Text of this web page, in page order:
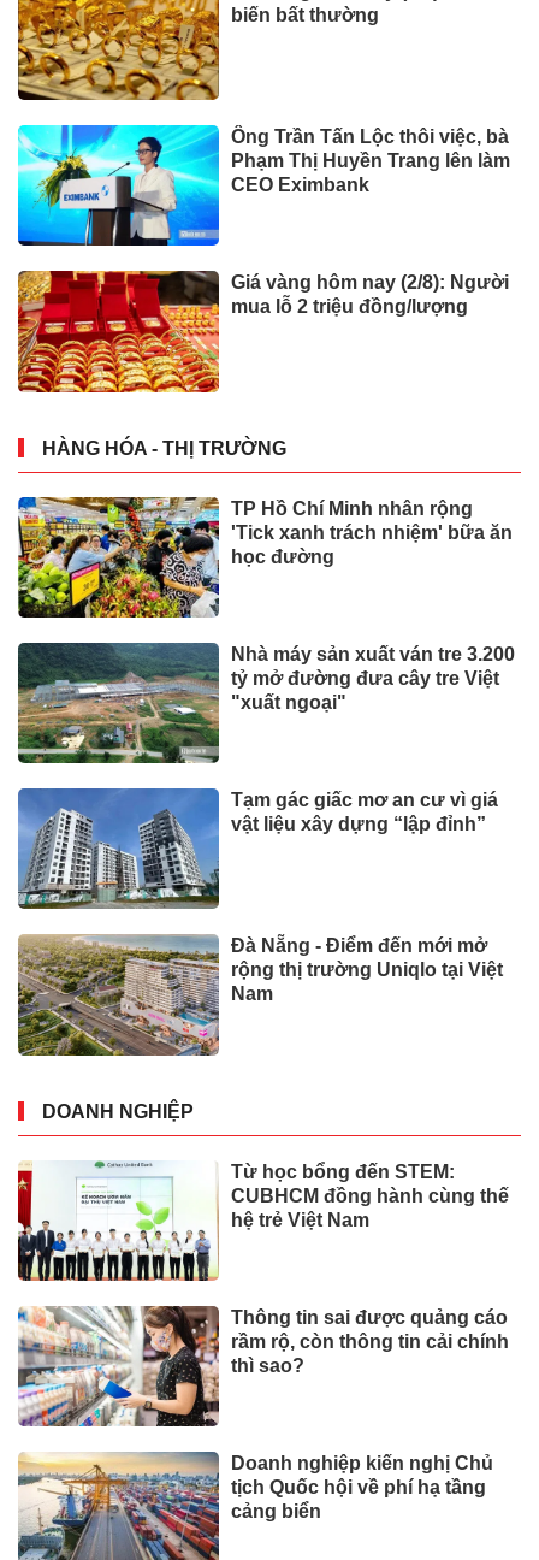
biến bất thường
Ông Trần Tấn Lộc thôi việc, bà
Phạm Thị Huyền Trang lên làm
CEO Eximbank
Giá vàng hôm nay (2/8): Người
mua lỗ 2 triệu đồng/lượng
HÀNG HÓA - THỊ TRƯỜNG
TP Hồ Chí Minh nhân rộng
'Tick xanh trách nhiệm' bữa ăn
học đường
Nhà máy sản xuất ván tre 3.200
tỷ mở đường đưa cây tre Việt
"xuất ngoại"
Tạm gác giấc mơ an cư vì giá
vật liệu xây dựng “lập đỉnh”
Đà Nẵng - Điểm đến mới mở
rộng thị trường Uniqlo tại Việt
Nam
DOANH NGHIỆP
Từ học bổng đến STEM:
CUBHCM đồng hành cùng thế
hệ trẻ Việt Nam
Thông tin sai được quảng cáo
rầm rộ, còn thông tin cải chính
thì sao?
Doanh nghiệp kiến nghị Chủ
tịch Quốc hội về phí hạ tầng
cảng biển